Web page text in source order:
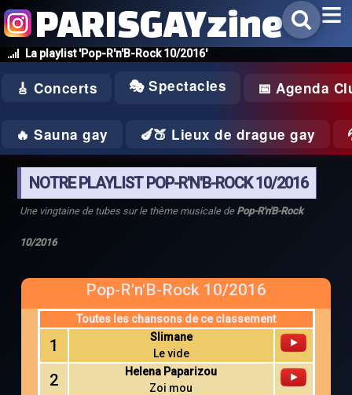
La playlist 'Pop-R'n'B-Rock 10/2016'
PARISGAYzine
🎸 Concerts 🎭 Spectacles 📅 Agenda
🔥 Sauna gay 🍆🍑 Lieux de drague gay
NOTRE PLAYLIST POP-R'N'B-ROCK 10/2016
Une vingtaine de tubes sur le thème musicale de Pop-R'n'B-Rock
10/2016
Pop-R'n'B-Rock 10/2016
Toutes les chansons de ce classement
1
Slimane
Le vide
2
Helena Paparizou
Zoi mou